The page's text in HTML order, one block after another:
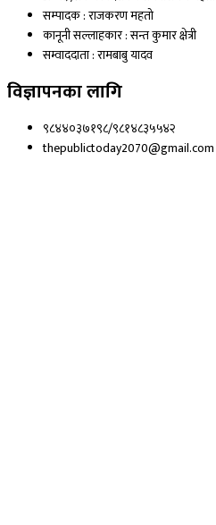
सम्पादक : राजकरण महतो
कानूनी सल्लाहकार : सन्त कुमार क्षेत्री
सम्वाददाता : रामबाबु यादव
विज्ञापनका लागि
९८४४०३७१९८/९८१४८३५५४२
thepublictoday2070@gmail.com